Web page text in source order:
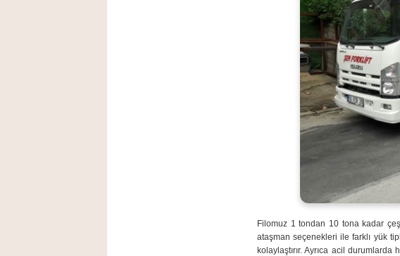
Filomuz 1 tondan 10 tona kadar
ataşman seçenekleri ile farklı yük
kolaylaştırır. Ayrıca acil durumlarda